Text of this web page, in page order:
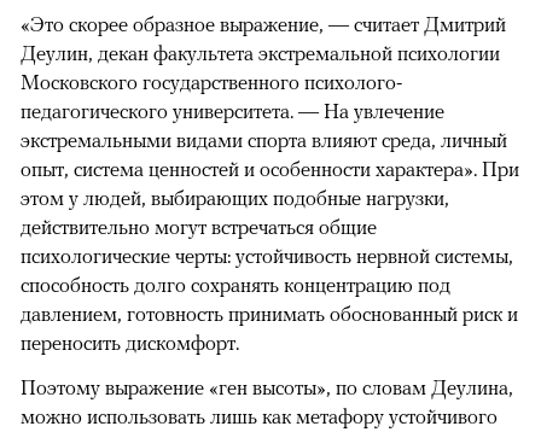
«Это скорее образное выражение, — считает Дмитрий
Деулин, декан факультета экстремальной психологии
Московского государственного психолого-
педагогического университета. — На увлечение
экстремальными видами спорта влияют среда, личный
опыт, система ценностей и особенности характера». При
этом у людей, выбирающих подобные нагрузки,
действительно могут встречаться общие
психологические черты: устойчивость нервной системы,
способность долго сохранять концентрацию под
давлением, готовность принимать обоснованный риск и
переносить дискомфорт.
Поэтому выражение «ген высоты», по словам Деулина,
можно использовать лишь как метафору устойчивого